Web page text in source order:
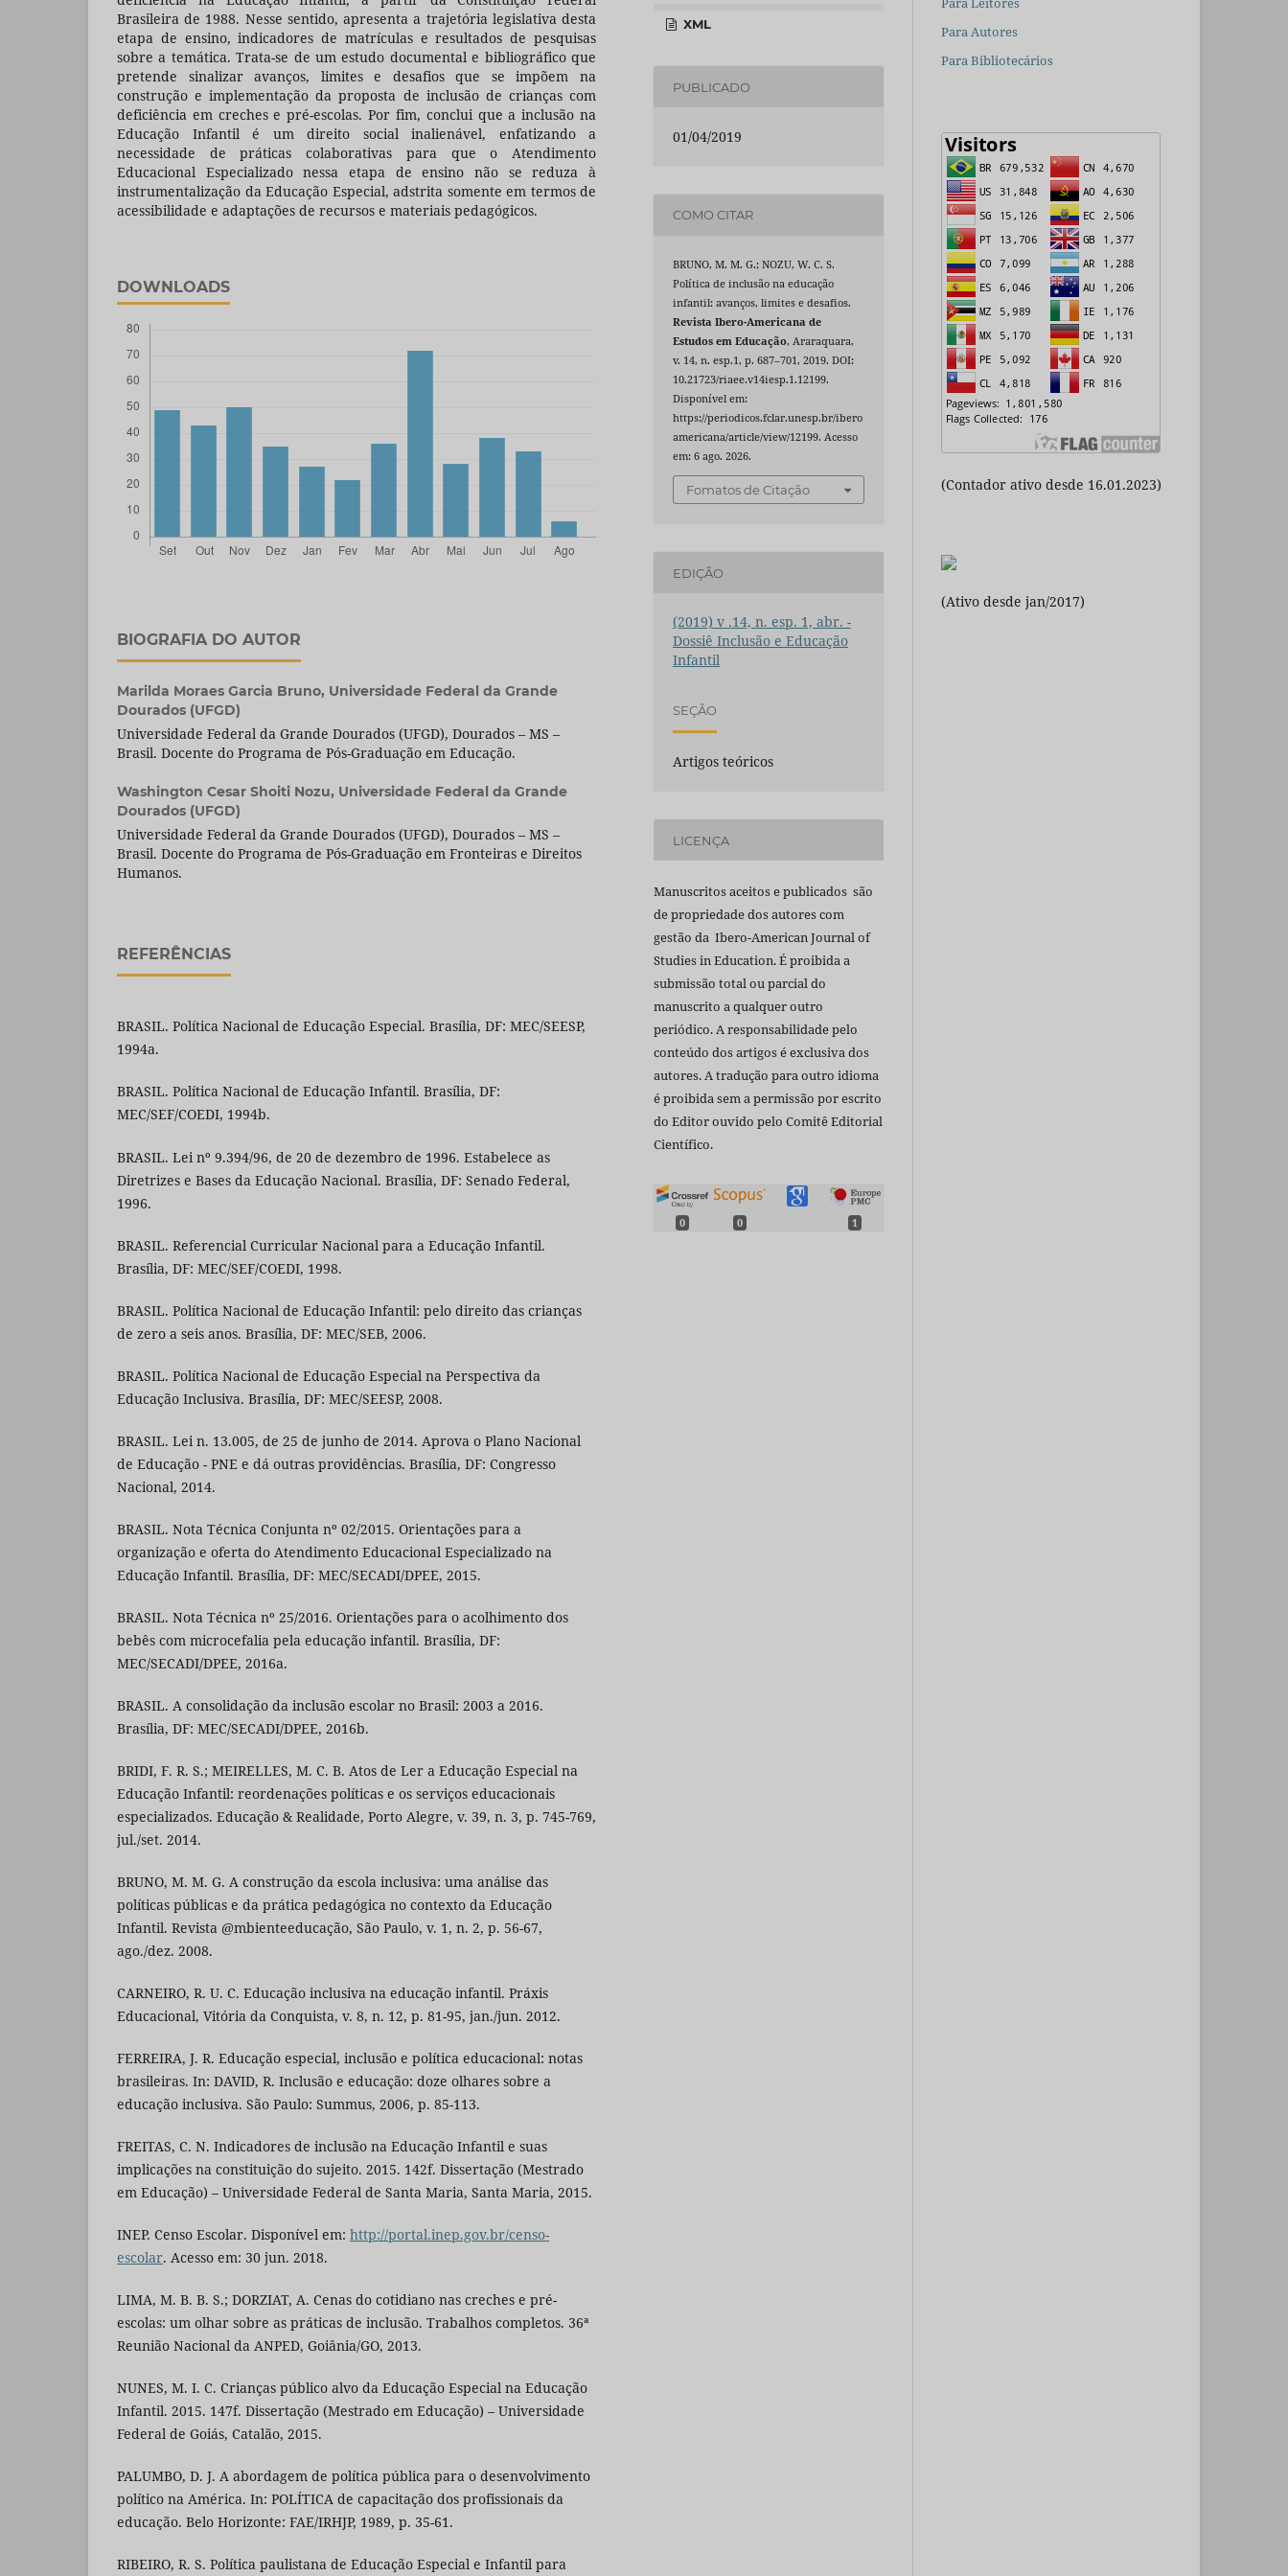
Brasileira de 1988. Nesse sentido, apresenta a trajetória legislativa desta
etapa de ensino, indicadores de matrículas e resultados de pesquisas
sobre a temática. Trata-se de um estudo documental e bibliográfico que
pretende sinalizar avanços, limites e desafios que se impõem na
construção e implementação da proposta de inclusão de crianças com
deficiência em creches e pré-escolas. Por fim, conclui que a inclusão na
Educação Infantil é um direito social inalienável, enfatizando a
necessidade de práticas colaborativas para que o Atendimento
Educacional Especializado nessa etapa de ensino não se reduza à
instrumentalização da Educação Especial, adstrita somente em termos de
acessibilidade e adaptações de recursos e materiais pedagógicos.
DOWNLOADS
BIOGRAFIA DO AUTOR
Marilda Moraes Garcia Bruno, Universidade Federal da Grande
Dourados (UFGD)
Universidade Federal da Grande Dourados (UFGD), Dourados – MS –
Brasil. Docente do Programa de Pós-Graduação em Educação.
Washington Cesar Shoiti Nozu, Universidade Federal da Grande
Dourados (UFGD)
Universidade Federal da Grande Dourados (UFGD), Dourados – MS –
Brasil. Docente do Programa de Pós-Graduação em Fronteiras e Direitos
Humanos.
REFERÊNCIAS
BRASIL. Política Nacional de Educação Especial. Brasília, DF: MEC/SEESP,
1994a.
BRASIL. Política Nacional de Educação Infantil. Brasília, DF:
MEC/SEF/COEDI, 1994b.
BRASIL. Lei nº 9.394/96, de 20 de dezembro de 1996. Estabelece as
Diretrizes e Bases da Educação Nacional. Brasília, DF: Senado Federal,
1996.
BRASIL. Referencial Curricular Nacional para a Educação Infantil.
Brasília, DF: MEC/SEF/COEDI, 1998.
BRASIL. Política Nacional de Educação Infantil: pelo direito das crianças
de zero a seis anos. Brasília, DF: MEC/SEB, 2006.
BRASIL. Política Nacional de Educação Especial na Perspectiva da
Educação Inclusiva. Brasília, DF: MEC/SEESP, 2008.
BRASIL. Lei n. 13.005, de 25 de junho de 2014. Aprova o Plano Nacional
de Educação - PNE e dá outras providências. Brasília, DF: Congresso
Nacional, 2014.
BRASIL. Nota Técnica Conjunta nº 02/2015. Orientações para a
organização e oferta do Atendimento Educacional Especializado na
Educação Infantil. Brasília, DF: MEC/SECADI/DPEE, 2015.
BRASIL. Nota Técnica nº 25/2016. Orientações para o acolhimento dos
bebês com microcefalia pela educação infantil. Brasília, DF:
MEC/SECADI/DPEE, 2016a.
BRASIL. A consolidação da inclusão escolar no Brasil: 2003 a 2016.
Brasília, DF: MEC/SECADI/DPEE, 2016b.
BRIDI, F. R. S.; MEIRELLES, M. C. B. Atos de Ler a Educação Especial na
Educação Infantil: reordenações políticas e os serviços educacionais
especializados. Educação & Realidade, Porto Alegre, v. 39, n. 3, p. 745-769,
jul./set. 2014.
BRUNO, M. M. G. A construção da escola inclusiva: uma análise das
políticas públicas e da prática pedagógica no contexto da Educação
Infantil. Revista @mbienteeducação, São Paulo, v. 1, n. 2, p. 56-67,
ago./dez. 2008.
CARNEIRO, R. U. C. Educação inclusiva na educação infantil. Práxis
Educacional, Vitória da Conquista, v. 8, n. 12, p. 81-95, jan./jun. 2012.
FERREIRA, J. R. Educação especial, inclusão e política educacional: notas
brasileiras. In: DAVID, R. Inclusão e educação: doze olhares sobre a
educação inclusiva. São Paulo: Summus, 2006, p. 85-113.
FREITAS, C. N. Indicadores de inclusão na Educação Infantil e suas
implicações na constituição do sujeito. 2015. 142f. Dissertação (Mestrado
em Educação) – Universidade Federal de Santa Maria, Santa Maria, 2015.
INEP. Censo Escolar. Disponível em: http://portal.inep.gov.br/censo-
escolar. Acesso em: 30 jun. 2018.
LIMA, M. B. B. S.; DORZIAT, A. Cenas do cotidiano nas creches e pré-
escolas: um olhar sobre as práticas de inclusão. Trabalhos completos. 36ª
Reunião Nacional da ANPED, Goiânia/GO, 2013.
NUNES, M. I. C. Crianças público alvo da Educação Especial na Educação
Infantil. 2015. 147f. Dissertação (Mestrado em Educação) – Universidade
Federal de Goiás, Catalão, 2015.
PALUMBO, D. J. A abordagem de política pública para o desenvolvimento
político na América. In: POLÍTICA de capacitação dos profissionais da
educação. Belo Horizonte: FAE/IRHJP, 1989, p. 35-61.
RIBEIRO, R. S. Política paulistana de Educação Especial e Infantil para
XML
PUBLICADO
01/04/2019
COMO CITAR
BRUNO, M. M. G.; NOZU, W. C. S.
Política de inclusão na educação
infantil: avanços, limites e desafios.
Revista Ibero-Americana de
Estudos em Educação, Araraquara,
v. 14, n. esp.1, p. 687–701, 2019. DOI:
10.21723/riaee.v14iesp.1.12199.
Disponível em:
https://periodicos.fclar.unesp.br/ibero
americana/article/view/12199. Acesso
em: 6 ago. 2026.
Fomatos de Citação
EDIÇÃO
(2019) v .14, n. esp. 1, abr. -
Dossiê Inclusão e Educação
Infantil
SEÇÃO
Artigos teóricos
LICENÇA
Manuscritos aceitos e publicados são
de propriedade dos autores com
gestão da Ibero-American Journal of
Studies in Education. É proibida a
submissão total ou parcial do
manuscrito a qualquer outro
periódico. A responsabilidade pelo
conteúdo dos artigos é exclusiva dos
autores. A tradução para outro idioma
é proibida sem a permissão por escrito
do Editor ouvido pelo Comitê Editorial
Científico.
0 0 1
Para Autores
Para Bibliotecários
(Contador ativo desde 16.01.2023)
(Ativo desde jan/2017)